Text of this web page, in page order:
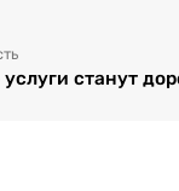
станут